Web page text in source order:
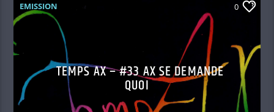
EMISSION 0
TEMPS AX – #33 AX SE DEMANDE
QUOI